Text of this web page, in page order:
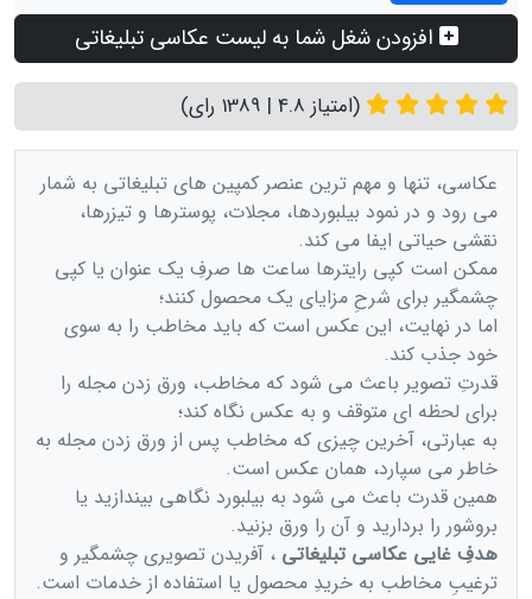
افزودن شغل شما به لیست عکاسی تبلیغاتی
(امتیاز 4.8 | 1389 رای)
عکاسی، تنها و مهم ‌ترین عنصر کمپین‌ های تبلیغاتی به شمار
می ‌رود و در نمود بیلبوردها، مجلات، پوسترها و تیزرها،
نقشی حیاتی ایفا می کند.
ممکن است کپی‌ رایترها ساعت‌ ها صرفِ یک عنوان یا کپی
چشمگیر برای شرحِ مزایای یک محصول کنند؛
اما در نهایت، این عکس است که باید مخاطب را به سوی
خود جذب کند.
قدرتِ تصویر باعث می ‌شود که مخاطب، ورق زدن مجله را
برای لحظه‌ ای متوقف و به عکس نگاه کند؛
به عبارتی، آخرین چیزی که مخاطب پس از ورق زدن مجله به
خاطر می ‌سپارد، همان عکس است.
همین قدرت باعث می ‌شود به بیلبورد نگاهی بیندازید یا
بروشور را بردارید و آن را ورق بزنید.
هدفِ غایی عکاسی تبلیغاتی ، آفریدن تصویری چشمگیر و
ترغیبِ مخاطب به خریدِ محصول یا استفاده از خدمات است.